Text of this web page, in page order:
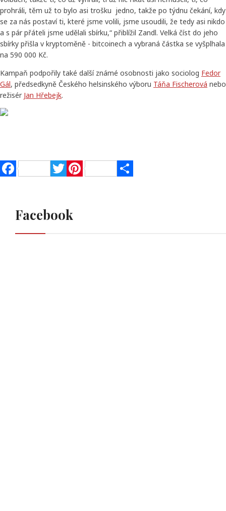
prohráli, těm už to bylo asi trošku jedno, takže po týdnu čekání, kdy
se za nás postaví ti, které jsme volili, jsme usoudili, že tedy asi nikdo
a s pár přáteli jsme udělali sbírku,“ přiblížil Zandl. Velká číst do jeho
sbírky přišla v kryptoměně - bitcoinech a vybraná částka se vyšplhala
na 590 000 Kč.
Kampaň podpořily také další známé osobnosti jako sociolog Fedor
Gál, předsedkyně Českého helsinského výboru Táňa Fischerová nebo
režisér Jan Hřebejk.
Facebook